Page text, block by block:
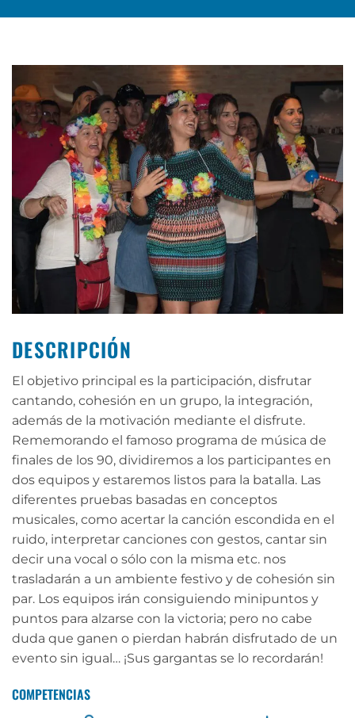
DESCRIPCIÓN
El objetivo principal es la participación, disfrutar
cantando, cohesión en un grupo, la integración,
además de la motivación mediante el disfrute.
Rememorando el famoso programa de música de
finales de los 90, dividiremos a los participantes en
dos equipos y estaremos listos para la batalla. Las
diferentes pruebas basadas en conceptos
musicales, como acertar la canción escondida en el
ruido, interpretar canciones con gestos, cantar sin
decir una vocal o sólo con la misma etc. nos
trasladarán a un ambiente festivo y de cohesión sin
par. Los equipos irán consiguiendo minipuntos y
puntos para alzarse con la victoria; pero no cabe
duda que ganen o pierdan habrán disfrutado de un
evento sin igual… ¡Sus gargantas se lo recordarán!
COMPETENCIAS